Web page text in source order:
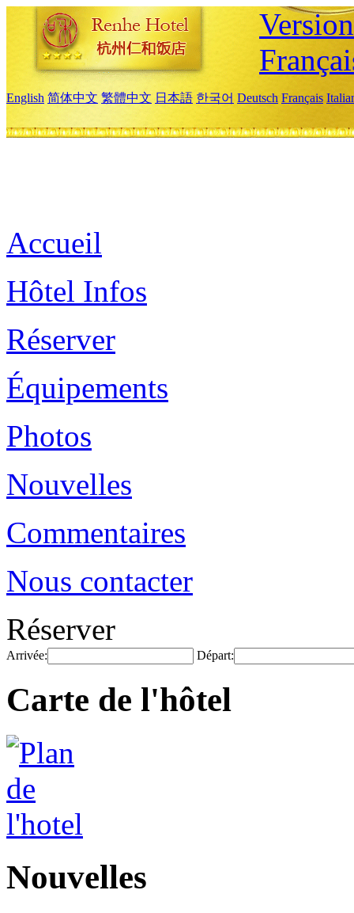
English 简体中文 繁體中文 日本語 한국어 Deutsch Français
Accueil
Hôtel Infos
Réserver
Équipements
Photos
Nouvelles
Commentaires
Nous contacter
Réserver
Arrivée: Départ:
Carte de l'hôtel
Nouvelles